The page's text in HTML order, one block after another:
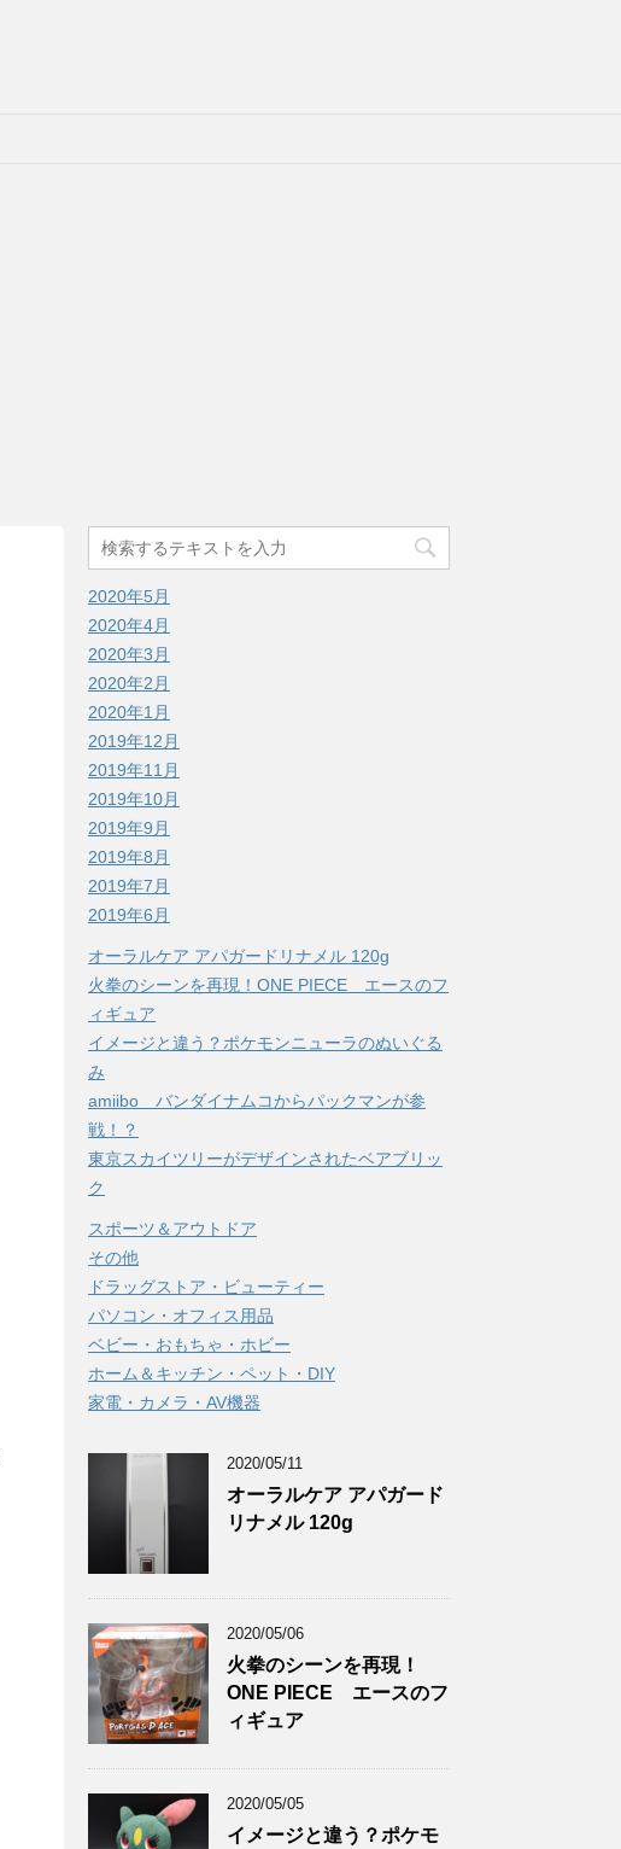
2020年5月
2020年4月
2020年3月
2020年2月
2020年1月
2019年12月
2019年11月
2019年10月
2019年9月
2019年8月
2019年7月
2019年6月
オーラルケア アパガードリナメル 120g
火拳のシーンを再現！ONE PIECE エースのフ
ィギュア
イメージと違う？ポケモンニューラのぬいぐる
み
amiibo バンダイナムコからパックマンが参
戦！？
東京スカイツリーがデザインされたベアブリッ
ク
スポーツ＆アウトドア
その他
ドラッグストア・ビューティー
パソコン・オフィス用品
ベビー・おもちゃ・ホビー
ホーム＆キッチン・ペット・DIY
家電・カメラ・AV機器
2020/05/11
オーラルケア アパガード
リナメル 120g
2020/05/06
火拳のシーンを再現！
ONE PIECE エースのフ
ィギュア
2020/05/05
イメージと違う？ポケモ